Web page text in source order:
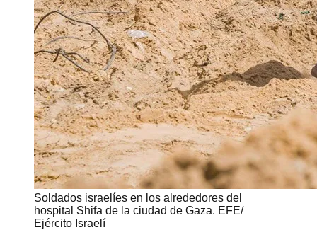
Soldados israelíes en los alrededores del
hospital Shifa de la ciudad de Gaza. EFE/
Ejército Israelí